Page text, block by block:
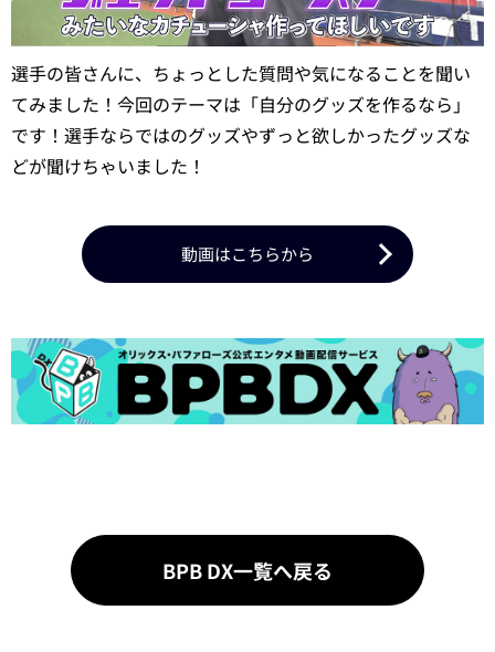
選手の皆さんに、ちょっとした質問や気になることを聞い
てみました！今回のテーマは「自分のグッズを作るなら」
です！選手ならではのグッズやずっと欲しかったグッズな
どが聞けちゃいました！
動画はこちらから
BPB DX一覧へ戻る